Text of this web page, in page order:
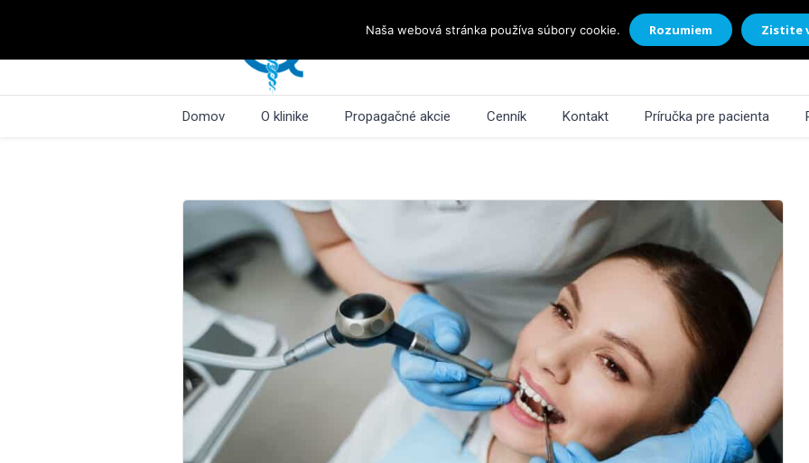
Domov O klinike Propagačné akcie Cenník Kontakt Príručka pre pacienta
Naša webová stránka používa súbory cookie. Rozumiem Zistite